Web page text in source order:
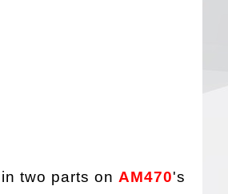
two parts on AM470's